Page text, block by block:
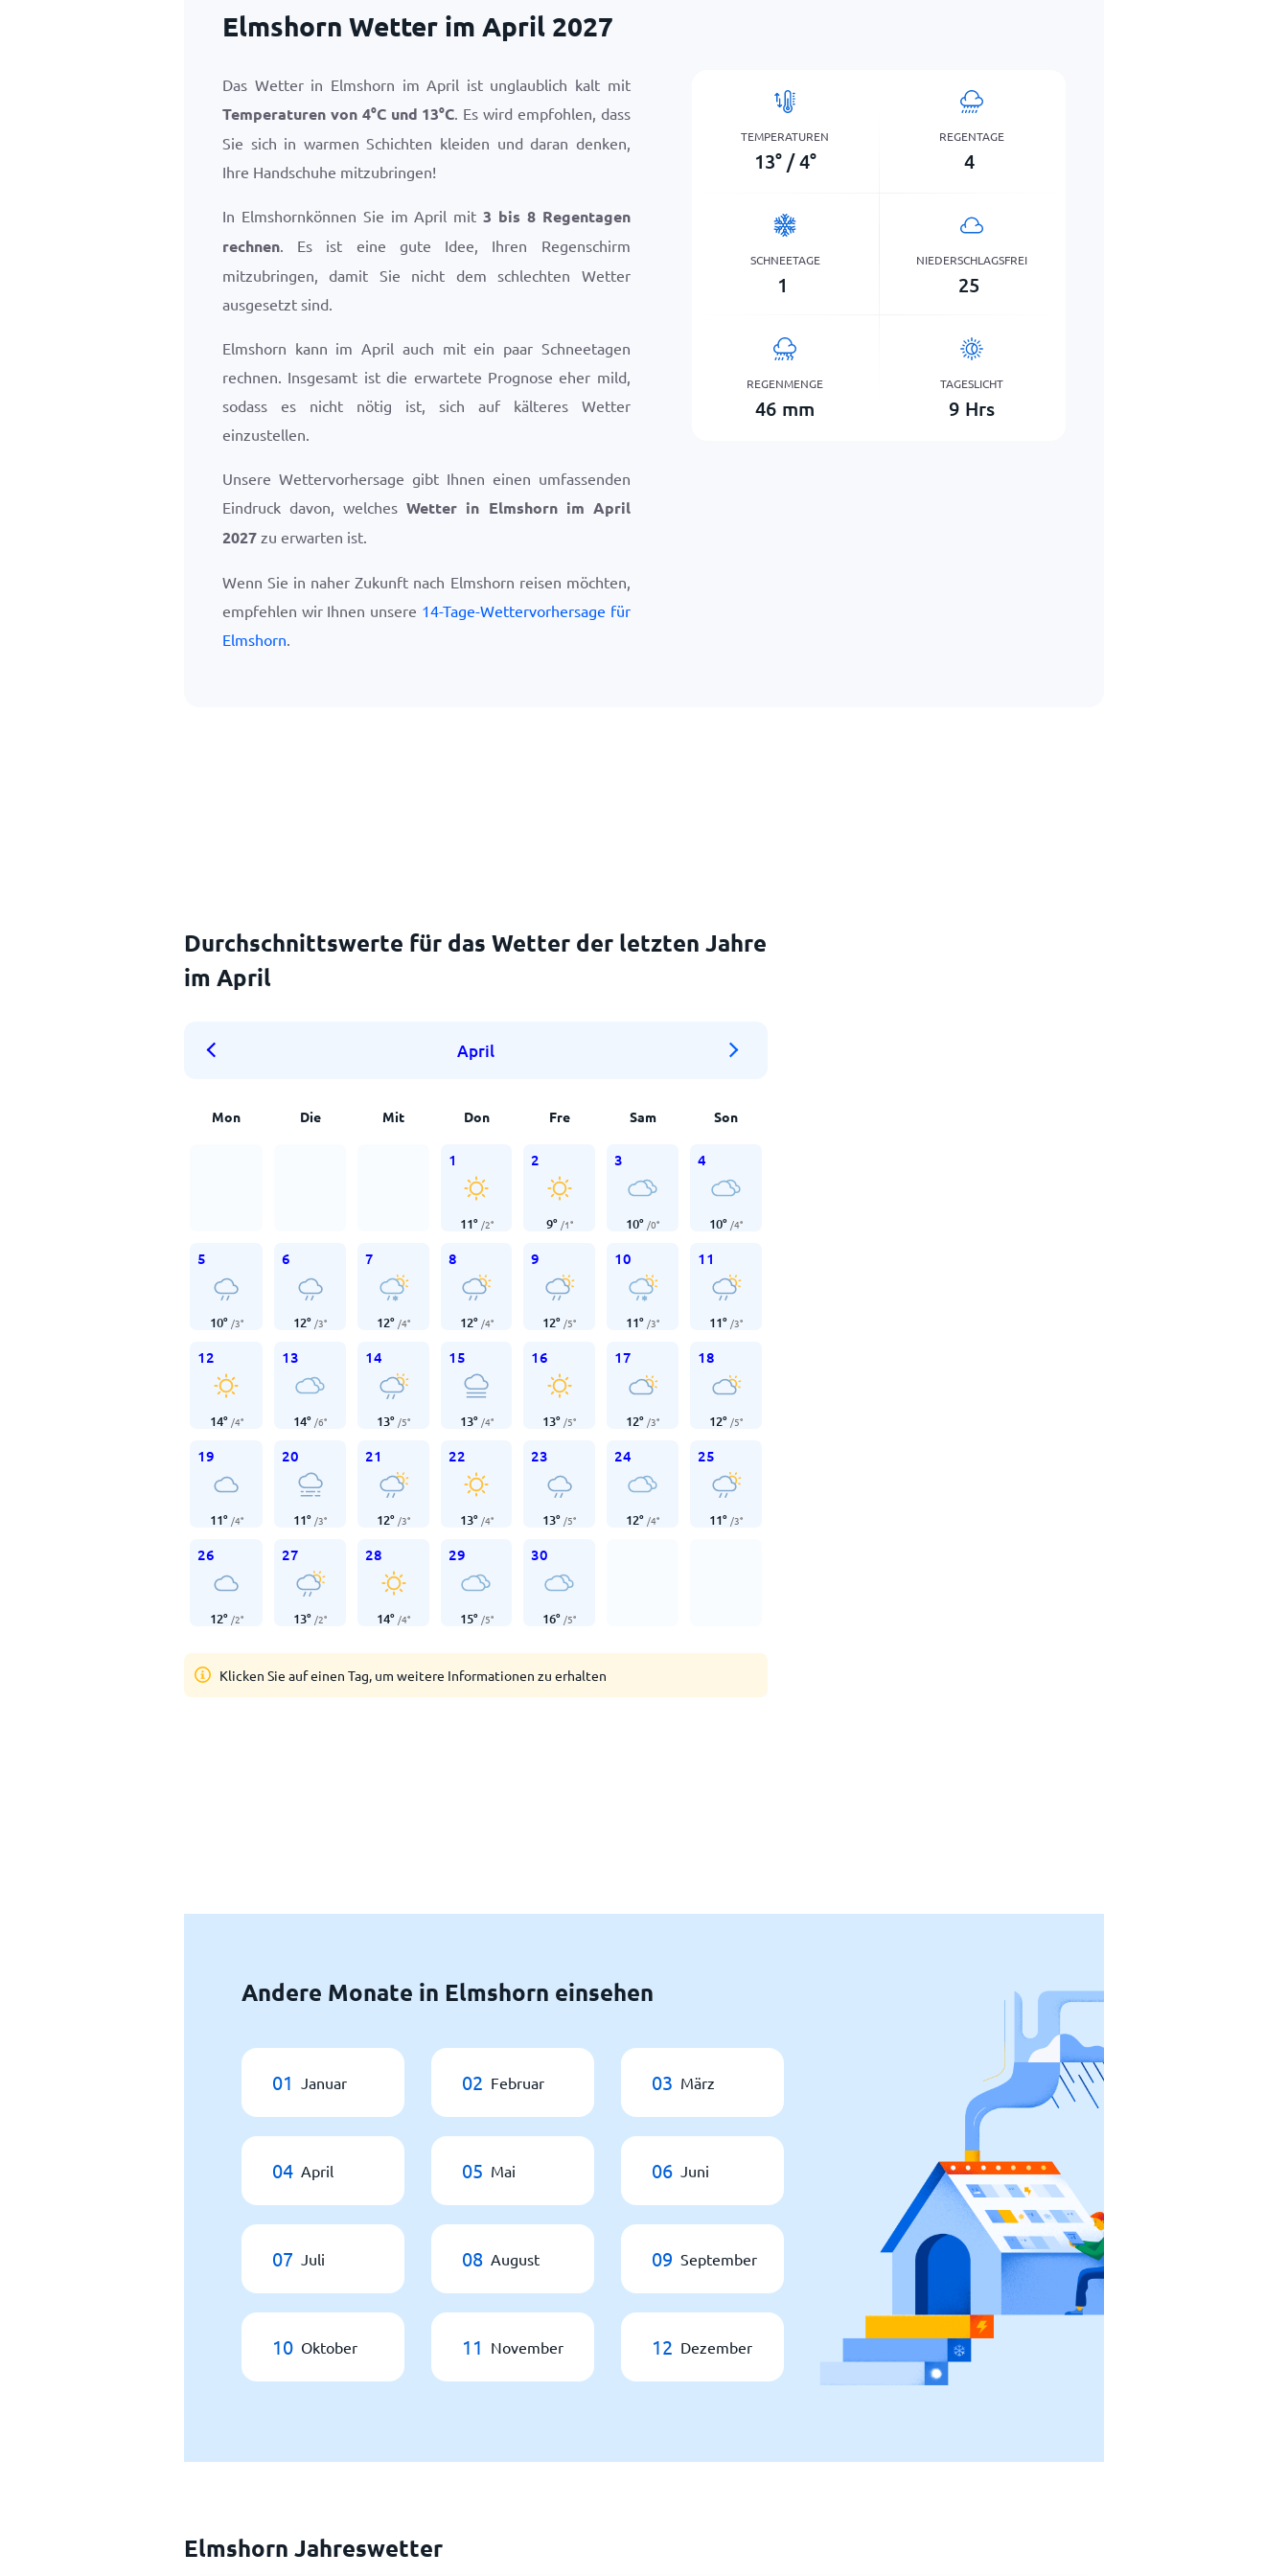
Elmshorn Wetter im April 2027
Das Wetter in Elmshorn im April ist unglaublich kalt mit
Temperaturen von 4°Cund 13°C. Es wird empfohlen, dass
Sie sich in warmen Schichten kleiden und daran denken,
Ihre Handschuhe mitzubringen!
In Elmshornkönnen Sie im April mit3 bis 8 Regentagen
rechnen. Es ist eine gute Idee, Ihren Regenschirm
mitzubringen, damit Sie nicht dem schlechten Wetter
ausgesetzt sind.
Elmshorn kann im April auch mit ein paar Schneetagen
rechnen. Insgesamt ist die erwartete Prognose eher mild,
sodass es nicht nötig ist, sich auf kälteres Wetter
einzustellen.
Unsere Wettervorhersage gibt Ihnen einen umfassenden
Eindruck davon, welchesWetter in Elmshorn im April
2027 zu erwarten ist.
Wenn Sie in naher Zukunft nach Elmshorn reisen möchten,
empfehlen wir Ihnen unsere 14-Tage-Wettervorhersage für
Elmshorn.
TEMPERATUREN
13° / 4°
REGENTAGE
4
SCHNEETAGE
1
NIEDERSCHLAGSFREI
25
REGENMENGE
46 mm
TAGESLICHT
9 Hrs
Durchschnittswerte für das Wetter der letzten Jahre
im April
April
Mon Die Mit Don Fre Sam Son
1
11° /2°
2
9° /1°
3
10° /0°
4
10° /4°
5
10° /3°
6
12° /3°
7
12° /4°
8
12° /4°
9
12° /5°
10
11° /3°
11
11° /3°
12
14° /4°
13
14° /6°
14
13° /5°
15
13° /4°
16
13° /5°
17
12° /3°
18
12° /5°
19
11° /4°
20
11° /3°
21
12° /3°
22
13° /4°
23
13° /5°
24
12° /4°
25
11° /3°
26
12° /2°
27
13° /2°
28
14° /4°
29
15° /5°
30
16° /5°
Klicken Sie auf einen Tag, um weitere Informationen zu erhalten
Andere Monate in Elmshorn einsehen
01 Januar 02 Februar 03 März
04 April 05 Mai 06 Juni
07 Juli 08 August 09 September
10 Oktober 11 November 12 Dezember
Elmshorn Jahreswetter